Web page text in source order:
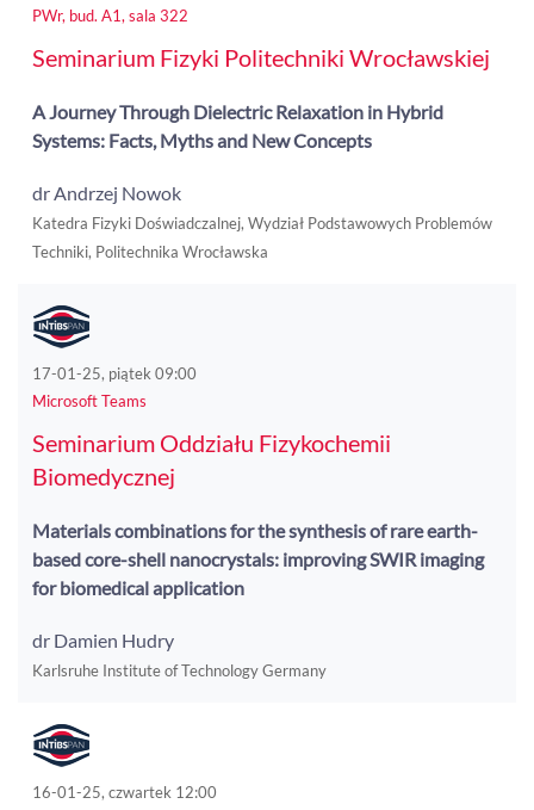
PWr, bud. A1, sala 322
Seminarium Fizyki Politechniki Wrocławskiej
A Journey Through Dielectric Relaxation in Hybrid
Systems: Facts, Myths and New Concepts
dr Andrzej Nowok
Katedra Fizyki Doświadczalnej, Wydział Podstawowych Problemów
Techniki, Politechnika Wrocławska
17-01-25, piątek 09:00
Microsoft Teams
Seminarium Oddziału Fizykochemii
Biomedycznej
Materials combinations for the synthesis of rare earth-
based core-shell nanocrystals: improving SWIR imaging
for biomedical application
dr Damien Hudry
Karlsruhe Institute of Technology Germany
16-01-25, czwartek 12:00